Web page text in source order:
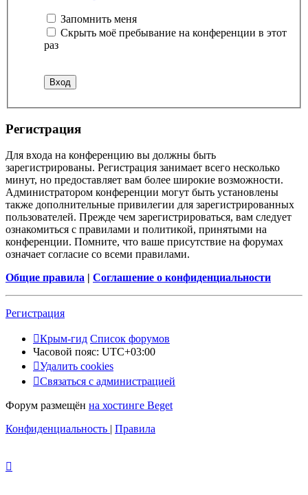
Запомнить меня
Скрыть моё пребывание на конференции в этот
раз
Регистрация
Для входа на конференцию вы должны быть
зарегистрированы. Регистрация занимает всего несколько
минут, но предоставляет вам более широкие возможности.
Администратором конференции могут быть установлены
также дополнительные привилегии для зарегистрированных
пользователей. Прежде чем зарегистрироваться, вам следует
ознакомиться с правилами и политикой, принятыми на
конференции. Помните, что ваше присутствие на форумах
означает согласие со всеми правилами.
Общие правила | Соглашение о конфиденциальности
Регистрация
Крым-гид Список форумов
Часовой пояс: UTC+03:00
Удалить cookies
Связаться с администрацией
Форум размещён на хостинге Beget
Конфиденциальность | Правила